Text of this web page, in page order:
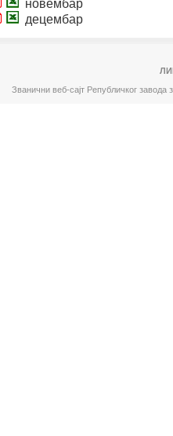
новембар
децембар
Званични веб-сајт Републичког